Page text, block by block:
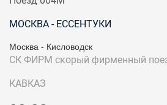
МОСКВА - ЕССЕНТУКИ
Москва - Кисловодск
СК ФИРМ скорый фирменный
КАВКАЗ